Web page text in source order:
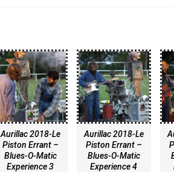
Aurillac 2018-Le
Piston Errant –
Blues-O-Matic
Experience 3
Aurillac 2018-Le
Piston Errant –
Blues-O-Matic
Experience 4